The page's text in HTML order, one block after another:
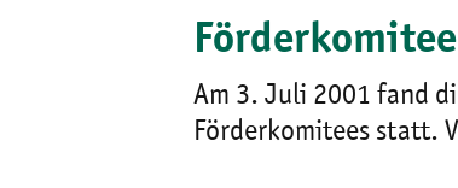
Förderkomitee
Am 3. Juli 2001 fand
Förderkomitees statt.